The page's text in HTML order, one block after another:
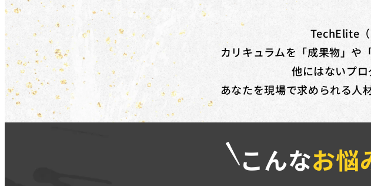
※リスキリング補助金の予算に達し次第終了となります。
TechElite（
カリキュラムを「成果物」や
他にはないプロ
あなたを現場で求められる人
こんなお悩